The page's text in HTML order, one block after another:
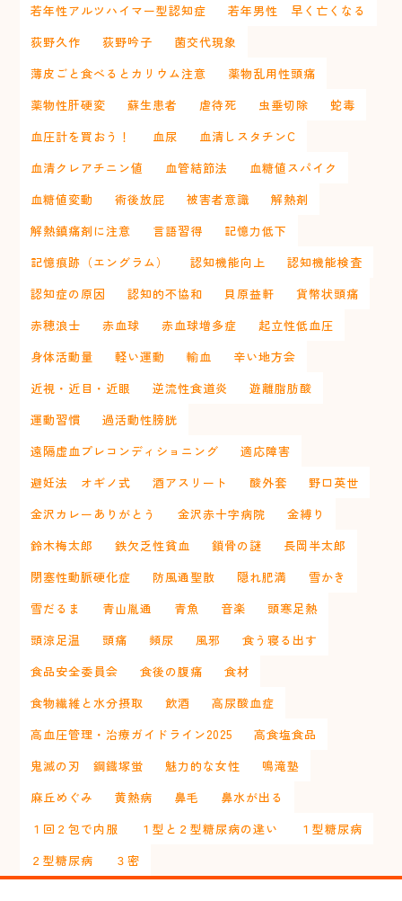
若年性アルツハイマー型認知症
若年男性 早く亡くなる
荻野久作
荻野吟子
菌交代現象
薄皮ごと食べるとカリウム注意
薬物乱用性頭痛
薬物性肝硬変
蘇生患者 虐待死 虫垂切除
蛇毒
血圧計を買おう！
血尿
血清しスタチンC
血清クレアチニン値
血管結節法
血糖値スパイク
血糖値変動
術後放屁 被害者意識
解熱剤
解熱鎮痛剤に注意
言語習得
記憶力低下
記憶痕跡（エングラム）
認知機能向上
認知機能検査
認知症の原因
認知的不協和 貝原益軒
貨幣状頭痛
赤穂浪士
赤血球 赤血球増多症
起立性低血圧
身体活動量
軽い運動 輸血
辛い地方会
近視・近目・近眼
逆流性食道炎
遊離脂肪酸
運動習慣
過活動性膀胱
遠隔虚血プレコンディショニング
適応障害
避妊法 オギノ式
酒アスリート 酸外套
野口英世
金沢カレーありがとう
金沢赤十字病院
金縛り
鈴木梅太郎
鉄欠乏性貧血 鎖骨の謎
長岡半太郎
閉塞性動脈硬化症
防風通聖散 隠れ肥満
雪かき
雪だるま
青山胤通 青魚 音楽
頭寒足熱
頭涼足温
頭痛 頻尿 風邪
食う寝る出す
食品安全委員会
食後の腹痛
食材
食物繊維と水分摂取
飲酒
高尿酸血症
高血圧管理・治療ガイドライン2025
高食塩食品
鬼滅の刃 鋼鐡塚蛍
魅力的な女性
鳴滝塾
麻丘めぐみ
黄熱病 鼻毛
鼻水が出る
１回２包で内服
１型と２型糖尿病の違い
１型糖尿病
２型糖尿病
３密